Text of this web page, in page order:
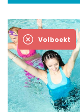
Volboekt